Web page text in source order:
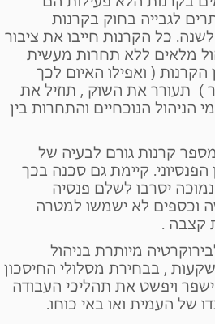
לגבייה בחוק בקרנות
כל הקרנות חייבו את ציבור
מלאים ללא תחרות מעשית
( ואפילו האיום לכך
) תעורר את השוק , תוזיל את
הניהול הנוכחיים והתחרות בין
קרנות גורם לבעיה של
קיימת גם סכנה בכך
יסרבו לשלם פנסיה
וכספים לא ישמשו למטרה
קצבה .
מיותרת בניהול
, בבחירת מסלולי החיסכון
ישפר ויפשט את תהליכי העבודה
של העמית ואו באי כוחו.